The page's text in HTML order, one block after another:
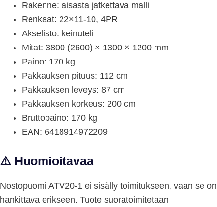
Rakenne: aisasta jatkettava malli
Renkaat: 22×11-10, 4PR
Akselisto: keinuteli
Mitat: 3800 (2600) × 1300 × 1200 mm
Paino: 170 kg
Pakkauksen pituus: 112 cm
Pakkauksen leveys: 87 cm
Pakkauksen korkeus: 200 cm
Bruttopaino: 170 kg
EAN: 6418914972209
⚠️ Huomioitavaa
Nostopuomi ATV20-1 ei sisälly toimitukseen, vaan se on
hankittava erikseen. Tuote suoratoimitetaan